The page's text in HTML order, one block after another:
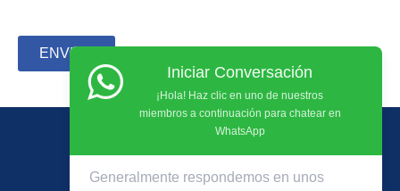
ENVIAR
Iniciar Conversación
¡Hola! Haz clic en uno de nuestros
miembros a continuación para chatear en
WhatsApp
Generalmente respondemos en unos